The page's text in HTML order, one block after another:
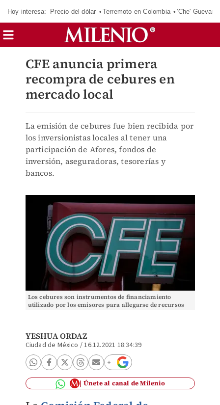
Hoy interesa: Precio del dólar Terremoto en Colombia 'Che' Guevara
CFE anuncia primera
recompra de cebures en
mercado local
La emisión de cebures fue bien recibida por
los inversionistas locales al tener una
participación de Afores, fondos de
inversión, aseguradoras, tesorerías y
bancos.
Los cebures son instrumentos de financiamiento
utilizado por los emisores para allegarse de recursos
YESHUA ORDAZ
Ciudad de México /16.12.2021 18:34:39
Únete al canal de Milenio